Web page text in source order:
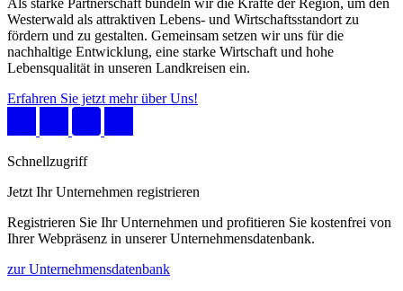
Als starke Partnerschaft bündeln wir die Kräfte der Region, um den
Westerwald als attraktiven Lebens- und Wirtschaftsstandort zu
fördern und zu gestalten. Gemeinsam setzen wir uns für die
nachhaltige Entwicklung, eine starke Wirtschaft und hohe
Lebensqualität in unseren Landkreisen ein.
Erfahren Sie jetzt mehr über Uns!
Schnellzugriff
Jetzt Ihr Unternehmen registrieren
Registrieren Sie Ihr Unternehmen und profitieren Sie kostenfrei von
Ihrer Webpräsenz in unserer Unternehmensdatenbank.
zur Unternehmensdatenbank